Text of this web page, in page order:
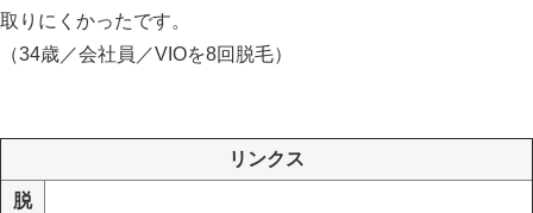
取りにくかったです。
（34歳／会社員／VIOを8回脱毛）
リンクス
脱